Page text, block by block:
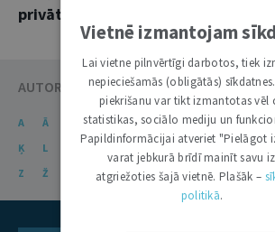
privātuma vairogs
AUTORU KATALOGS
A Ā C Č D E Ē F G Ģ
Ķ
L M
Z
Ž
Vietnē izmantojam
Lai vietne pilnvērtīgi darbotos, tiek
nepieciešamās (obligātās)
piekrišanu var tikt izmantotas vēl
statistikas, sociālo mediju un
Papildinformācijai atveriet "Pielāgot
varat jebkurā brīdī mainīt savu
atgriežoties šajā vietnē. Plašāk –
politikā.